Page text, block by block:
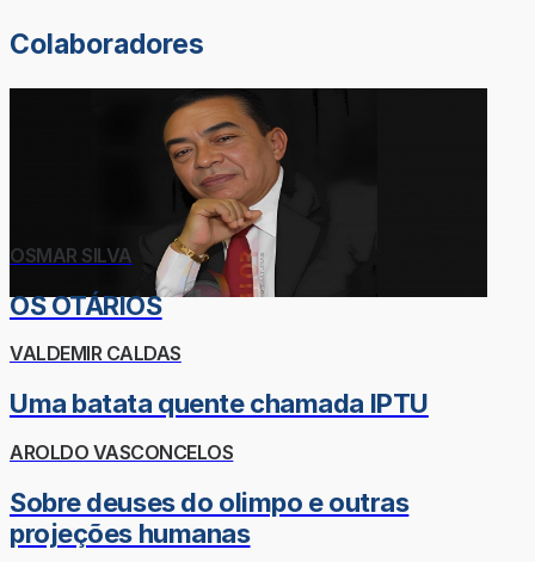
Colaboradores
OSMAR SILVA
OS OTÁRIOS
VALDEMIR CALDAS
Uma batata quente chamada IPTU
AROLDO VASCONCELOS
Sobre deuses do olimpo e outras
projeções humanas